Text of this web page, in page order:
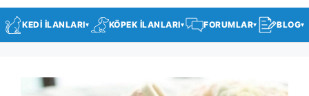
KEDİ İLANLARI▾ KÖPEK İLANLARI▾ FORUMLAR▾ BLOG▾